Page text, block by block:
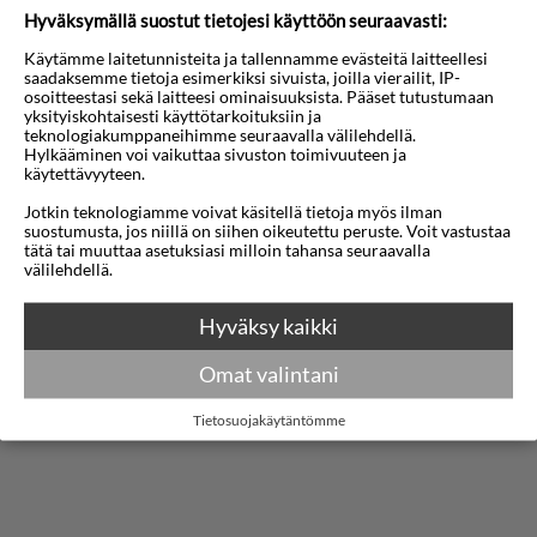
lahjatavarakauppa, kampaamo, pesulapalvelu,
sauna, hierontaa, TV-huone, kuntosali,
tenniskenttä, yökerho ja kokoustila.
Huoneissa on kylpyhuone/suihku, minibaari, sat-
TV, tallelokero (lisämaksu), puhelin,
hiustenkuivaaja, ilmastointi ja parveke/terassi.
Huomaa, että lemmikkieläimet ovat sallittuja vain
tietyissä lemmikkiystävällisissä huoneissa. Lemmikkien
on noudatettava paikallisen lainsäädännön vaatimuksia.
Vieraiden tulee tuoda mukanaan eläinlääkärin
terveysasiakirjat, rokotuspaperi jne. Jos vaadittuja
Hyväksymällä suostut tietojesi käyttöön seuraavasti:
Käytämme laitetunnisteita ja tallennamme evästeitä laitteellesi
saadaksemme tietoja esimerkiksi sivuista, joilla vierailit, IP-
osoitteestasi sekä laitteesi ominaisuuksista. Pääset tutustumaan
yksityiskohtaisesti käyttötarkoituksiin ja
teknologiakumppaneihimme seuraavalla välilehdellä.
Hylkääminen voi vaikuttaa sivuston toimivuuteen ja
käytettävyyteen.
Jotkin teknologiamme voivat käsitellä tietoja myös ilman
suostumusta, jos niillä on siihen oikeutettu peruste. Voit vastustaa
tätä tai muuttaa asetuksiasi milloin tahansa seuraavalla
välilehdellä.
Hyväksy kaikki
Omat valintani
Tietosuojakäytäntömme